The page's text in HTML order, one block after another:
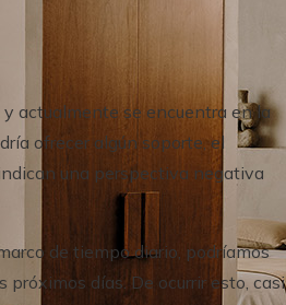
actualmente se encuentra en la
ofrecer algún soporte, el
una perspectiva negativa
de tiempo diario, podríamos
días. De ocurrir esto, casi